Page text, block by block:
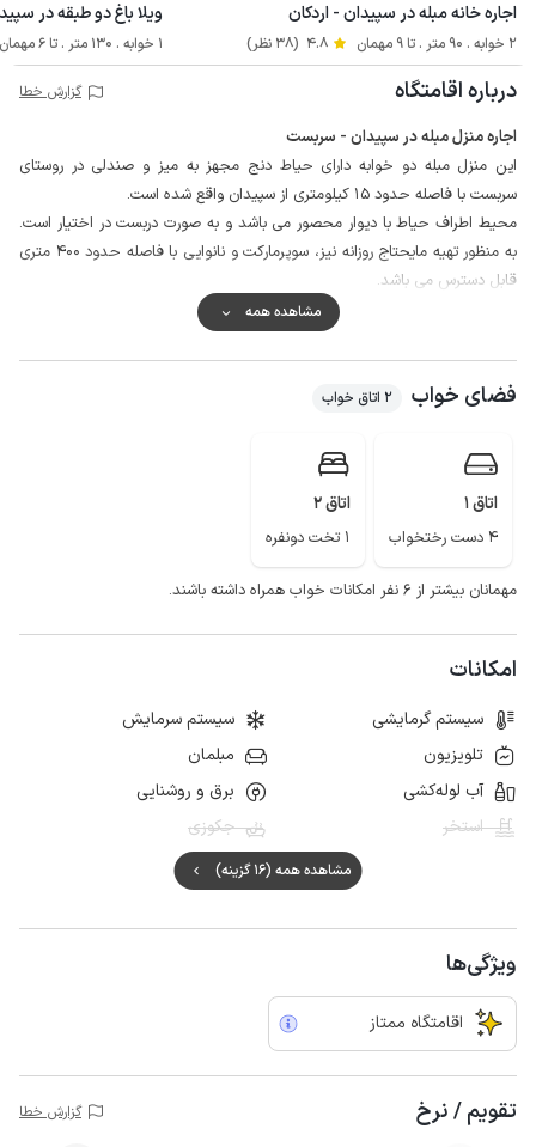
اجاره خانه مبله در سپیدان - اردکان
2 خوابه . 90 متر . تا 9 مهمان 4.8 (38 نظر)
ویلا باغ دو طبقه در
1 خوابه . 130 متر . تا 6 مهمان
درباره اقامتگاه گزارش خطا
اجاره منزل مبله در سپیدان - سربست
این منزل مبله دو خوابه دارای حیاط دنج مجهز به میز و صندلی در روستای
سربست با فاصله حدود 15 کیلومتری از سپیدان واقع شده است.
محیط اطراف حیاط با دیوار محصور می باشد و به صورت دربست در اختیار است.
به منظور تهیه مایحتاج روزانه نیز، سوپرمارکت و نانوایی با فاصله حدود 400 متری
قابل دسترس می باشد.
کیفیت خطوط شبکه تلفن همراه برای دو اپراتور ایرانسل و همراه اول در مکالمه
خوب و پوشش اینترنت به صورت 4g می باشد.
لازم به ذکر است حدود 150 متر مسیر منتهی به منزل به صورت خاکی و قابل تردد
برای انواع خودرو است.
سپیدان زیبا می باشد.
یک سرویس ایرانی در حیاط قرار دارد.
مشاهده همه
فضای خواب 2 اتاق خواب
اتاق 1
4 دست رختخواب
اتاق 2
1 تخت دونفره
مهمانان بیشتر از ۶ نفر امکانات خواب همراه داشته باشند.
امکانات
سیستم گرمایشی
سیستم سرمایش
تلویزیون
مبلمان
آب لوله‌کشی
برق و روشنایی
استخر
جکوزی
مشاهده همه (16 گزینه)
ویژگی‌ها
اقامتگاه ممتاز
تقویم / نرخ گزارش خطا